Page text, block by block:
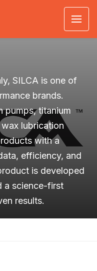
SILCA is one of
brands.
pumps, titanium
lubrication
with a
efficiency, and
is developed
a science-first
results.